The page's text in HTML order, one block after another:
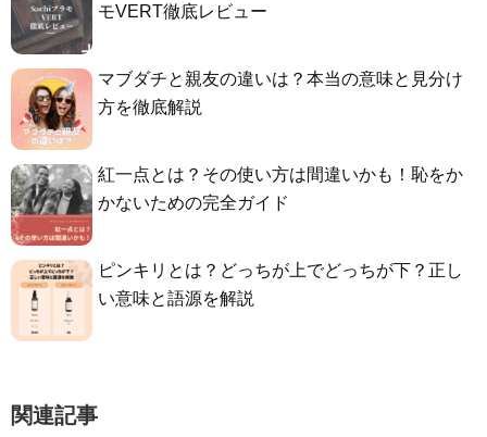
モVERT徹底レビュー
マブダチと親友の違いは？本当の意味と見分け
方を徹底解説
紅一点とは？その使い方は間違いかも！恥をか
かないための完全ガイド
ピンキリとは？どっちが上でどっちが下？正し
い意味と語源を解説
関連記事